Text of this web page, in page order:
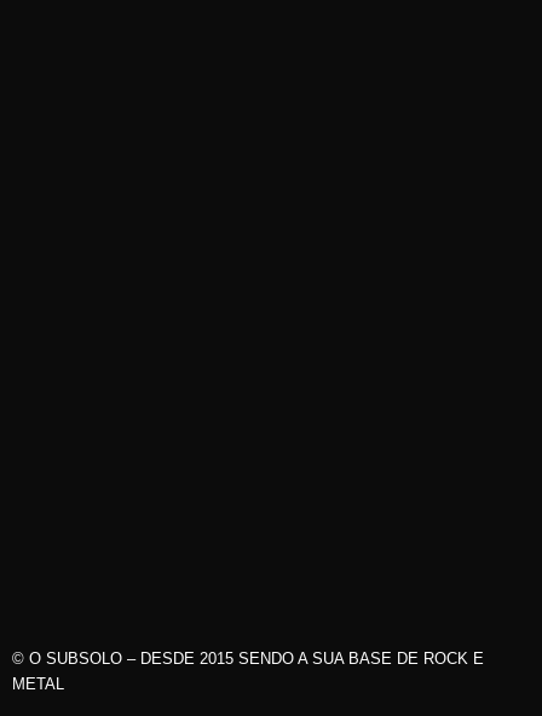
© O SUBSOLO – DESDE 2015 SENDO A SUA BASE DE ROCK E
METAL